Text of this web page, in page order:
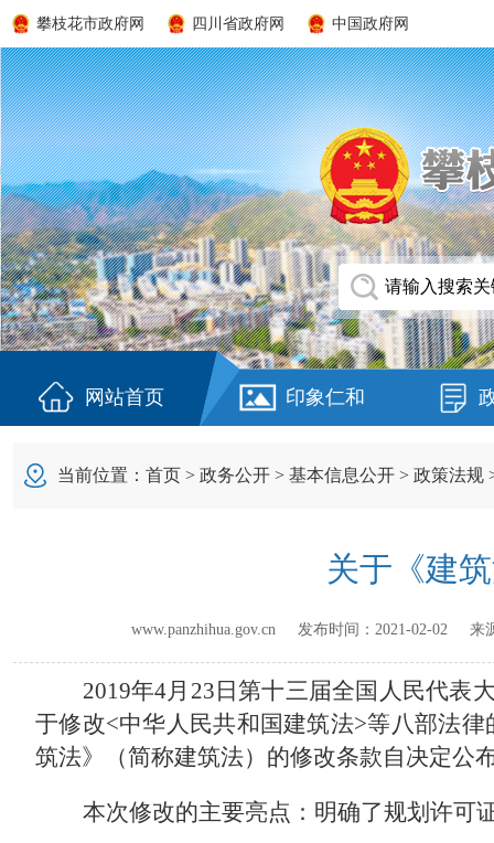
攀枝花市政府网 四川省政府网 中国政府网
网站首页 印象仁和
当前位置： 首页 > 政务公开 > 基本信息公开 > 政策法规
关于《建
www.panzhihua.gov.cn 发布时间： 2021-02-02 来
2019年4月23日第十三届全国人民代表
于修改<中华人民共和国建筑法>等八部法
筑法》（简称建筑法）的修改条款自决定公
本次修改的主要亮点 ： 明确了规划许可